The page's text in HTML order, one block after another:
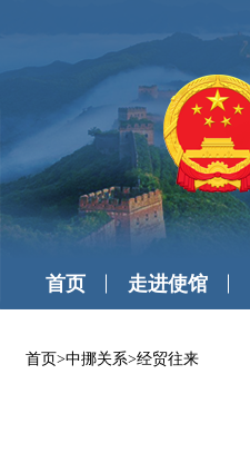
首页 走进使馆
首页>中挪关系>经贸往来